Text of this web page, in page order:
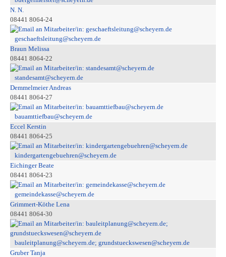
N. N.
08441 8064-24
geschaeftsleitung@scheyern.de
Braun Melissa
08441 8064-22
standesamt@scheyern.de
Demmelmeier Andreas
08441 8064-27
bauamttiefbau@scheyern.de
Eccel Kerstin
08441 8064-25
kindergartengebuehren@scheyern.de
Eichinger Beate
08441 8064-23
gemeindekasse@scheyern.de
Grimmert-Köthe Lena
08441 8064-30
bauleitplanung@scheyern.de; grundstueckswesen@scheyern.de
Gruber Tanja